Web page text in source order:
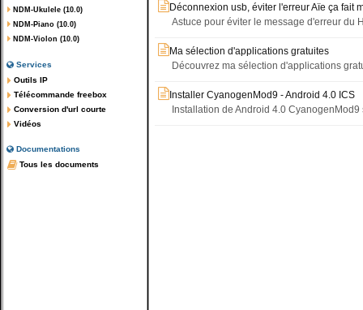
NDM-Ukulele (10.0)
NDM-Piano (10.0)
NDM-Violon (10.0)
Services
Outils IP
Télécommande freebox
Conversion d'url courte
Vidéos
Documentations
Tous les documents
Déconnexion usb, éviter l'erreur Aïe ça fait
Astuce pour éviter le message d'erreur du
Ma sélection d'applications gratuites
Découvrez ma sélection d'applications
Installer CyanogenMod9 - Android 4.0 ICS
Installation de Android 4.0 CyanogenMod9